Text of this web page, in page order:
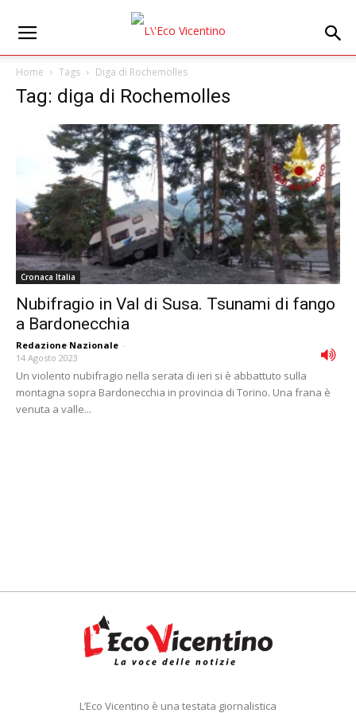
Home Tags Diga di Rochemolles
Tag: diga di Rochemolles
Cronaca Italia
Nubifragio in Val di Susa. Tsunami di fango
a Bardonecchia
Redazione Nazionale -
14 Agosto 2023
Un violento nubifragio nella serata di ieri si è abbattuto sulla
montagna sopra Bardonecchia in provincia di Torino. Una frana è
venuta a valle...
L’Eco Vicentino è una testata giornalistica